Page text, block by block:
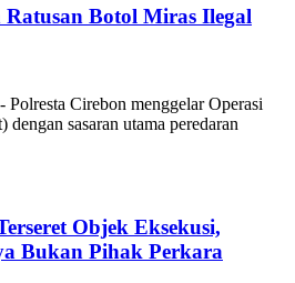
Ratusan Botol Miras Ilegal
Cirebon menggelar Operasi
sasaran utama peredaran
Objek Eksekusi,
Bukan Pihak Perkara